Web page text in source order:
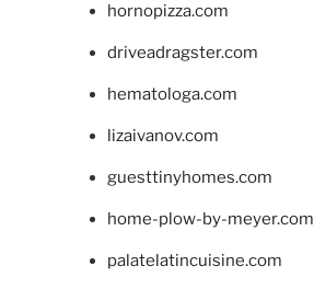
hornopizza.com
driveadragster.com
hematologa.com
lizaivanov.com
guesttinyhomes.com
home-plow-by-meyer.com
palatelatincuisine.com